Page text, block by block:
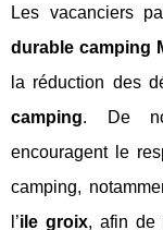
Les vacanciers
durable camping
la réduction des
camping. De
encouragent le
camping,
l’ile groix, afin de